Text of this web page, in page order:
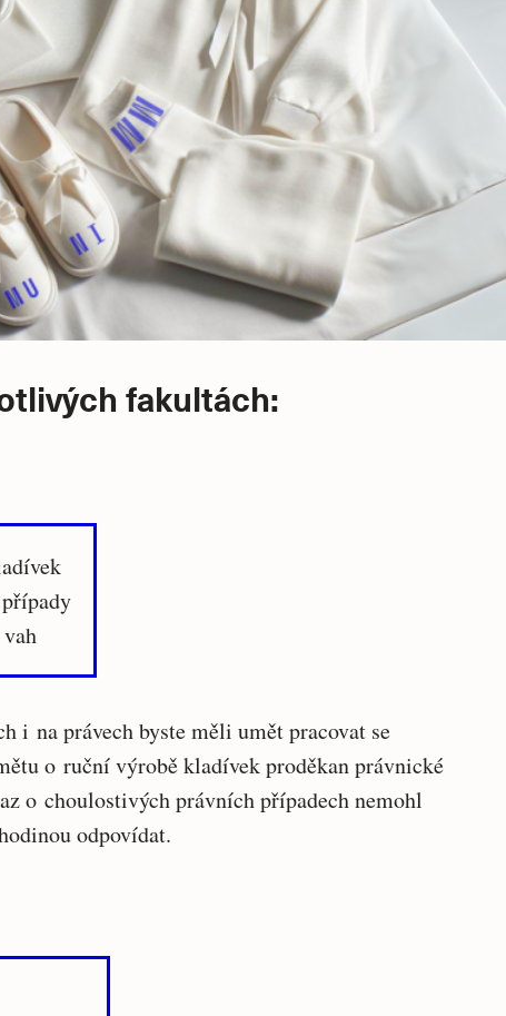
fakultách:
i na právech byste měli umět pracovat se
o ruční výrobě kladívek proděkan právnické
o choulostivých právních případech nemohl
odpovídat.